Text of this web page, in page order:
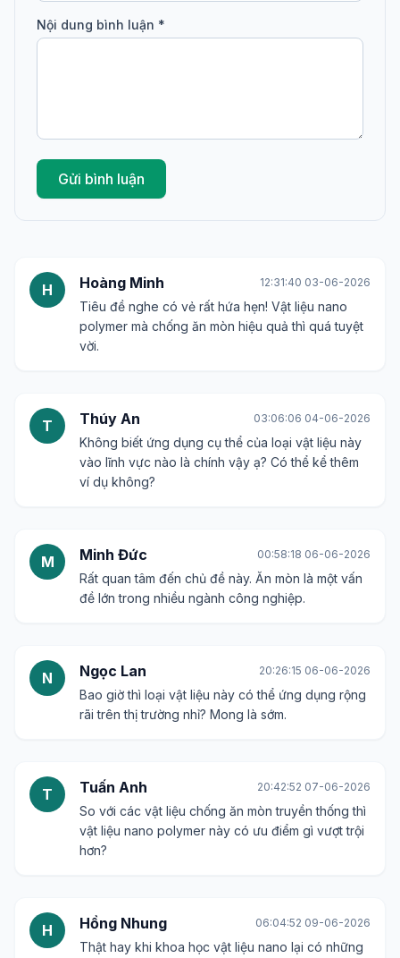
Nội dung bình luận *
Gửi bình luận
H Hoàng Minh 12:31:40 03-06-2026
Tiêu đề nghe có vẻ rất hứa hẹn! Vật liệu nano
polymer mà chống ăn mòn hiệu quả thì quá tuyệt
vời.
T Thúy An 03:06:06 04-06-2026
Không biết ứng dụng cụ thể của loại vật liệu này
vào lĩnh vực nào là chính vậy ạ? Có thể kể thêm
ví dụ không?
M Minh Đức 00:58:18 06-06-2026
Rất quan tâm đến chủ đề này. Ăn mòn là một vấn
đề lớn trong nhiều ngành công nghiệp.
N Ngọc Lan 20:26:15 06-06-2026
Bao giờ thì loại vật liệu này có thể ứng dụng rộng
rãi trên thị trường nhỉ? Mong là sớm.
T Tuấn Anh 20:42:52 07-06-2026
So với các vật liệu chống ăn mòn truyền thống thì
vật liệu nano polymer này có ưu điểm gì vượt trội
hơn?
H Hồng Nhung 06:04:52 09-06-2026
Thật hay khi khoa học vật liệu nano lại có những